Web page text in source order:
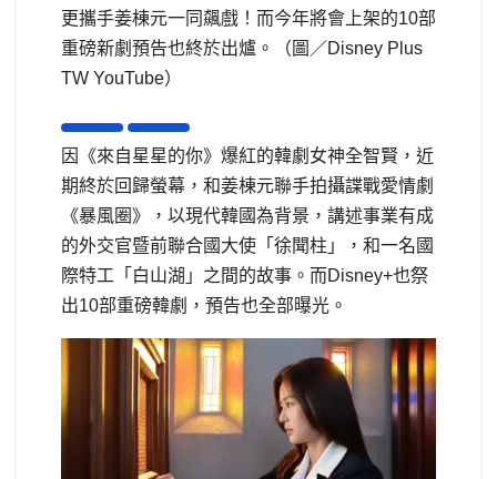
更攜手姜棟元一同飆戲！而今年將會上架的10部
重磅新劇預告也終於出爐。（圖／Disney Plus
TW YouTube）
因《來自星星的你》爆紅的韓劇女神全智賢，近
期終於回歸螢幕，和姜棟元聯手拍攝諜戰愛情劇
《暴風圈》，以現代韓國為背景，講述事業有成
的外交官暨前聯合國大使「徐聞柱」，和一名國
際特工「白山湖」之間的故事。而Disney+也祭
出10部重磅韓劇，預告也全部曝光。